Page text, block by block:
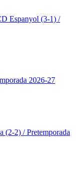
Espanyol (3-1) /
2026-27
(2-2) / Pretemporada